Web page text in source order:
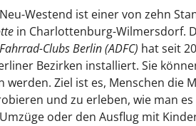
Westend ist einer von zehn
in Charlottenburg-Wilmersdorf.
Clubs Berlin (ADFC) hat seit
Bezirken installiert. Sie
werden. Ziel ist es, Menschen die
und zu erleben, wie man
oder den Ausflug mit